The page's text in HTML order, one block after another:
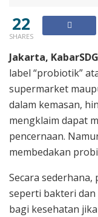
22
SHARES
Jakarta,
label “probiotik”
supermarket
dalam kemasan,
mengklaim dapat
pencernaan.
membedakan
Secara
seperti bakteri
bagi kesehatan